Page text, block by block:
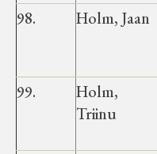
Velise
Otsi
98.
Holm, Jaan
99.
Holm,
Triinu